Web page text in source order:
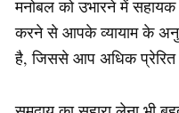
मनोबल को उभारने में
करने से आपके व्यायाम के
है, जिससे आप अधिक